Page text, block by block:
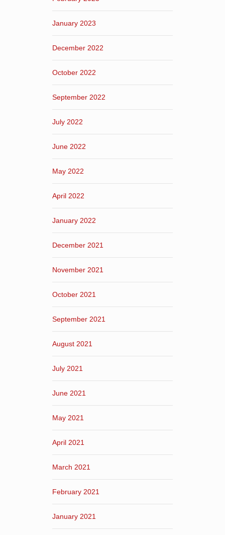
January 2023
December 2022
October 2022
September 2022
July 2022
June 2022
May 2022
April 2022
January 2022
December 2021
November 2021
October 2021
September 2021
August 2021
July 2021
June 2021
May 2021
April 2021
March 2021
February 2021
January 2021